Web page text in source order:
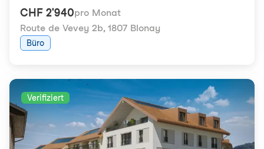
CHF 2'940pro Monat
Route de Vevey 2b, 1807 Blonay
Büro
Verifiziert